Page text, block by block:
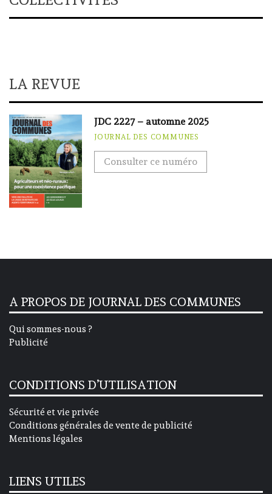
LA REVUE
JDC 2227 – automne 2025
JOURNAL DES COMMUNES
Consulter ce numéro
A PROPOS DE JOURNAL DES COMMUNES
Qui sommes-nous ?
Publicité
CONDITIONS D’UTILISATION
Sécurité et vie privée
Conditions générales de vente de publicité
Mentions légales
LIENS UTILES